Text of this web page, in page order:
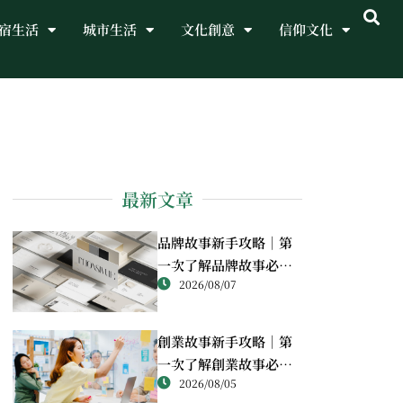
生活 城市生活 文化創意 信仰文化
最新文章
品牌故事新手攻略｜第
一次了解品牌故事必讀
重點2026/08/07
創業故事新手攻略｜第
一次了解創業故事必讀
重點2026/08/05